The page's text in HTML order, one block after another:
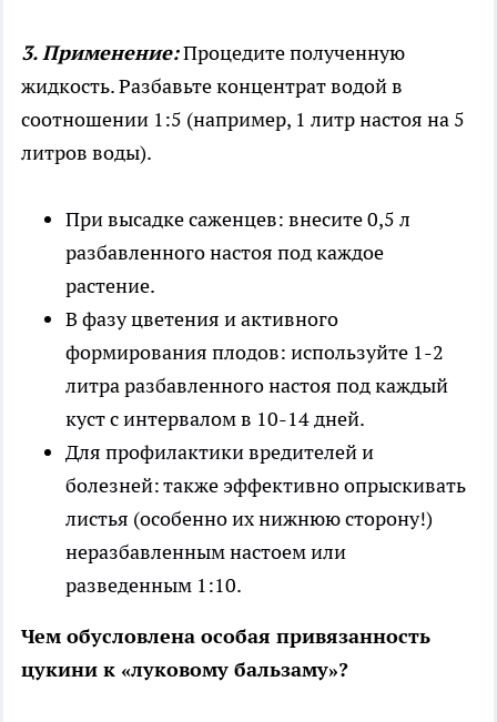
3. Применение:Процедите полученную
жидкость. Разбавьте концентрат водой в
соотношении 1:5 (например, 1 литр настоя на 5
литров воды).
При высадке саженцев: внесите 0,5 л
разбавленного настоя под каждое
растение.
В фазу цветения и активного
формирования плодов: используйте 1-2
литра разбавленного настоя под каждый
куст с интервалом в 10-14 дней.
Для профилактики вредителей и
болезней: также эффективно опрыскивать
листья (особенно их нижнюю сторону!)
неразбавленным настоем или
разведенным 1:10.
Чем обусловлена особая привязанность
цукини к «луковому бальзаму»?